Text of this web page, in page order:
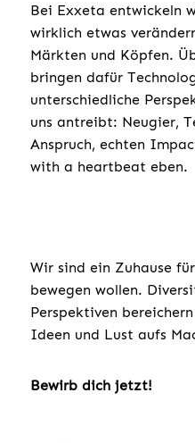
Bei Exxeta entwickeln
wirklich etwas
Märkten und Köpfen.
bringen dafür
unterschiedliche
uns antreibt: Neugier,
Anspruch, echten
with a heartbeat eben.
Wir sind ein Zuhause
bewegen wollen.
Perspektiven
Ideen und Lust aufs
Bewirb dich jetzt!